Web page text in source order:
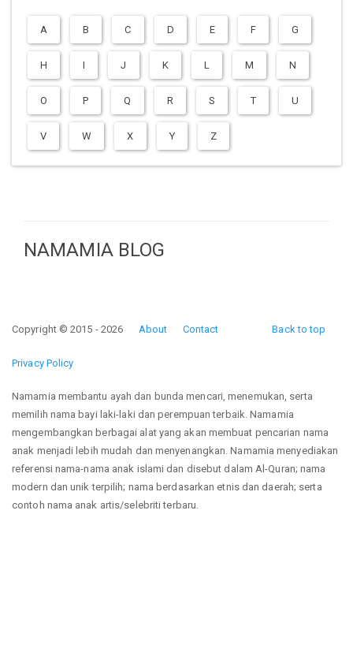
A B C D E F G
H I J K L M N
O P Q R S T U
V W X Y Z
NAMAMIA BLOG
Back to top
Copyright © 2015 - 2026 About Contact
Privacy Policy
Namamia membantu ayah dan bunda mencari, menemukan, serta
memilih nama bayi laki-laki dan perempuan terbaik. Namamia
mengembangkan berbagai alat yang akan membuat pencarian nama
anak menjadi lebih mudah dan menyenangkan. Namamia menyediakan
referensi nama-nama anak islami dan disebut dalam Al-Quran; nama
modern dan unik terpilih; nama berdasarkan etnis dan daerah; serta
contoh nama anak artis/selebriti terbaru.